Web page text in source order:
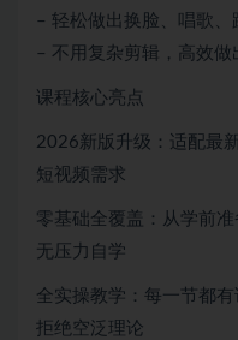
– 轻松做出换脸、唱歌、
– 不用复杂剪辑，高效做
课程核心亮点
2026新版升级：适配最
短视频需求
零基础全覆盖：从学前
无压力自学
全实操教学：每一节都
拒绝空泛理论